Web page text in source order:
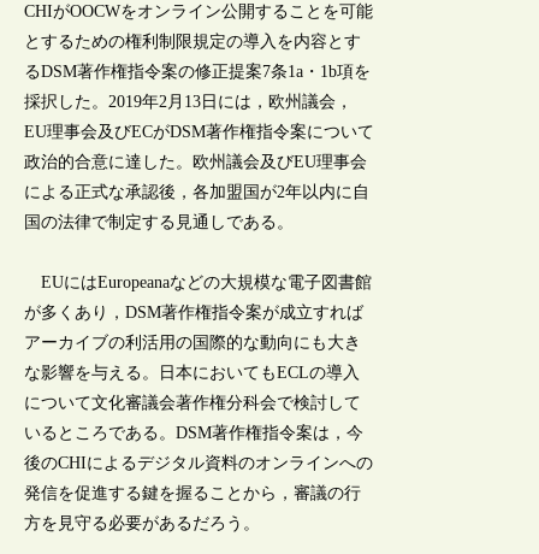
CHIがOOCWをオンライン公開することを可能
とするための権利制限規定の導入を内容とす
るDSM著作権指令案の修正提案7条1a・1b項を
採択した。2019年2月13日には，欧州議会，
EU理事会及びECがDSM著作権指令案について
政治的合意に達した。欧州議会及びEU理事会
による正式な承認後，各加盟国が2年以内に自
国の法律で制定する見通しである。
EUにはEuropeanaなどの大規模な電子図書館
が多くあり，DSM著作権指令案が成立すれば
アーカイブの利活用の国際的な動向にも大き
な影響を与える。日本においてもECLの導入
について文化審議会著作権分科会で検討して
いるところである。DSM著作権指令案は，今
後のCHIによるデジタル資料のオンラインへの
発信を促進する鍵を握ることから，審議の行
方を見守る必要があるだろう。